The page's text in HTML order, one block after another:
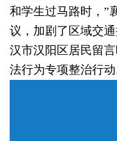
和学生过马路时，”
议，加剧了区域交
汉市汉阳区居民留
法行为专项整治行动